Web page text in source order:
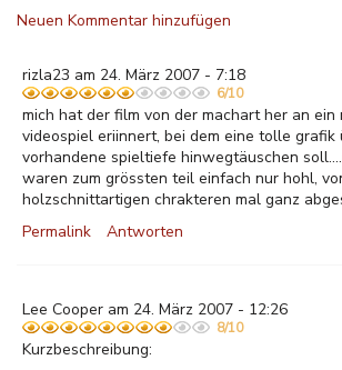
Neuen Kommentar hinzufügen
rizla23 am 24. März 2007 - 7:18
6/10
mich hat der film von der machart her an ein
videospiel eriinnert, bei dem eine tolle grafik
vorhandene spieltiefe hinwegtäuschen
waren zum grössten teil einfach nur hohl,
holzschnittartigen chrakteren mal ganz
Permalink
Antworten
Lee Cooper am 24. März 2007 - 12:26
8/10
Kurzbeschreibung: